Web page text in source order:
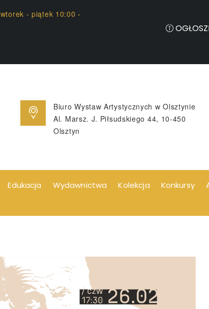
wtorek - piątek 10:00 -
Biuro Wystaw Artystycznych w Olsztynie
Al. Marsz. J. Piłsudskiego 44, 10-450
Olsztyn
Edukacja Wydawnictwa Kolekcja Konkursy